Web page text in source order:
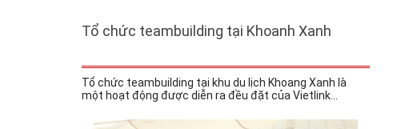
Tổ chức teambuilding tại Khoanh Xanh
Tổ chức teambuilding tại khu du lịch Khoang Xanh là
một hoạt động được diễn ra đều đặt của Vietlink...